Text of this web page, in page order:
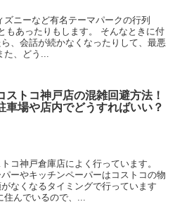
ニーなど有名テーマパークの行列
もあったりもします。 そんなときに付
、会話が続かなくなったりして、最悪
、どう...
ストコ神戸店の混雑回避方法！
車場や店内でどうすればいい？
コ神戸倉庫店によく行っています。
ーやキッチンペーパーはコストコの物
なくなるタイミングで行っています
住んでいるので、...